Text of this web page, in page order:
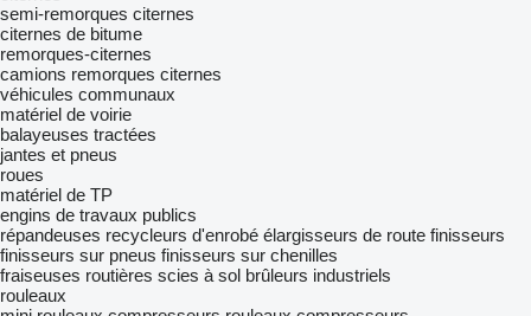
semi-remorques citernes
citernes de bitume
remorques-citernes
camions remorques citernes
véhicules communaux
matériel de voirie
balayeuses tractées
jantes et pneus
roues
matériel de TP
engins de travaux publics
répandeuses recycleurs d'enrobé élargisseurs de route finisseurs
finisseurs sur pneus finisseurs sur chenilles
fraiseuses routières scies à sol brûleurs industriels
rouleaux